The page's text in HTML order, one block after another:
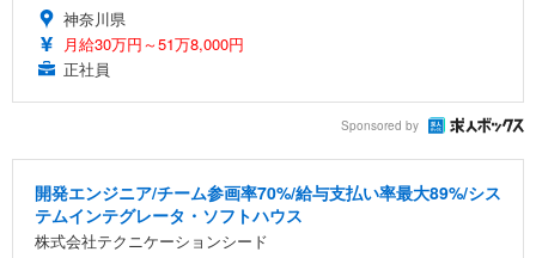
神奈川県
月給30万円～51万8,000円
正社員
Sponsored by
開発エンジニア/チーム参画率70%/給与支払い率最大89%/シス
テムインテグレータ・ソフトハウス
株式会社テクニケーションシード